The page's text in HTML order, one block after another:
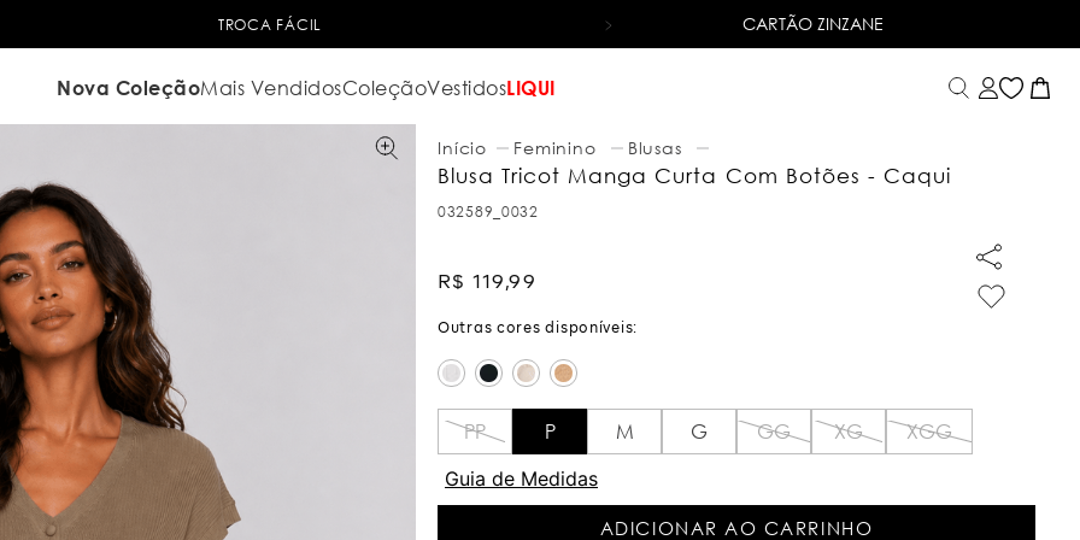
TROCA FÁCIL 6X SEM JUROSNO CARTÃO DE CRÉDITO
CARTÃO ZINZANE
Nova ColeçãoMais VendidosColeçãoVestidosLIQUI
Feminino Blusas
Blusa Tricot Manga Curta Com Botões - Caqui
032589_0032
R$ 119,99
PP P M G GG XG
XGG
Guia de Medidas
ADICIONAR AO CARRINHO